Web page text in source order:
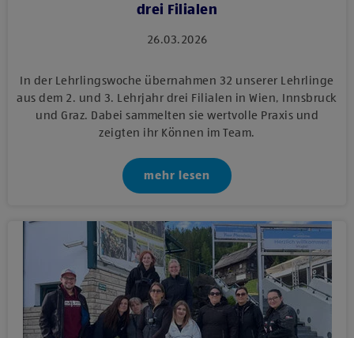
drei Filialen
26.03.2026
In der Lehrlingswoche übernahmen 32 unserer Lehrlinge
aus dem 2. und 3. Lehrjahr drei Filialen in Wien, Innsbruck
und Graz. Dabei sammelten sie wertvolle Praxis und
zeigten ihr Können im Team.
mehr lesen